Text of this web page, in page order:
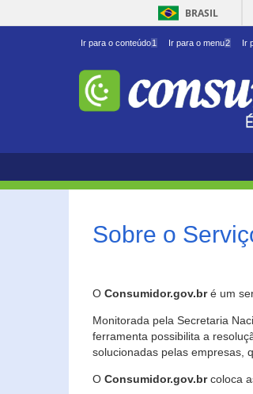
BRASIL
Ir para o conteúdo1 Ir para o menu2 Ir
Sobre o
O Consumidor.gov.bré um
Monitorada pela Secretaria
ferramenta possibilita a
solucionadas pelas empresas,
O Consumidor.gov.brcoloca